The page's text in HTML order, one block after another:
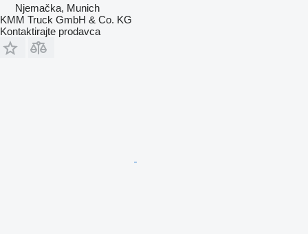
Njemačka, Munich
KMM Truck GmbH & Co. KG
Kontaktirajte prodavca